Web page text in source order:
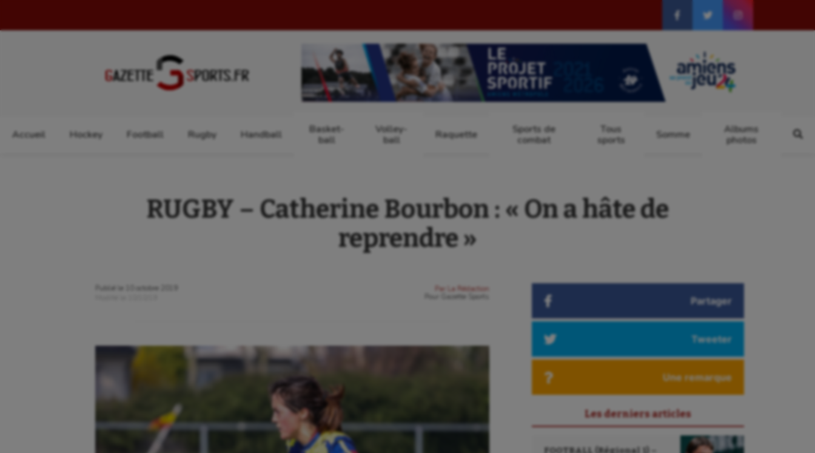
Accueil Hockey Football Rugby Handball
Basket-
ball
Volley-
ball
Raquette
Sports de
combat
Tous
sports
Somme
Albums
photos
RUGBY – Catherine Bourbon : « On a hâte de
reprendre »
Publié le
10 octobre 2019
Par
La Rédaction
Gazette Sports Partager
Tweeter
Une remarque
Les derniers articles
FOOTBALL (Régional 1) –